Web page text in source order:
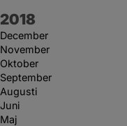
År:
2018
December
November
Oktober
September
Augusti
Juni
Maj